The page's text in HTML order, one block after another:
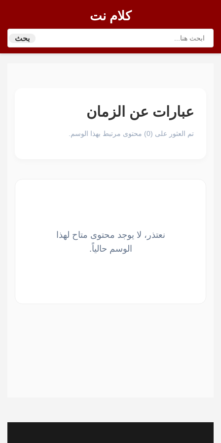
كلام نت
بحث
عبارات عن الزمان
تم العثور على (0) محتوى مرتبط بهذا الوسم.
نعتذر، لا يوجد محتوى متاح لهذا
الوسم حالياً.